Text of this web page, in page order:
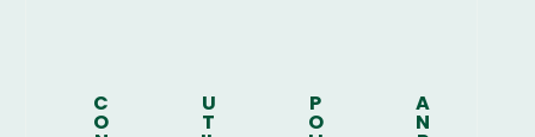
C
O
U
T
P
O
A
N